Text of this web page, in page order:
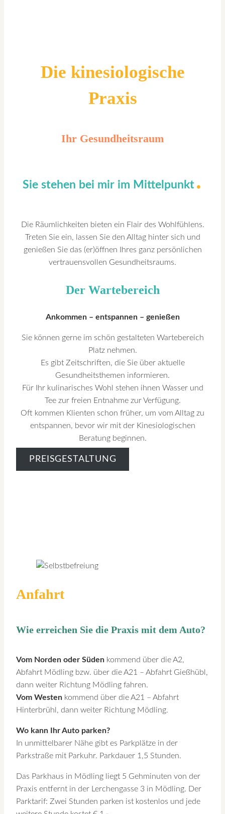
Die kinesiologische
Praxis
Ihr Gesundheitsraum
Sie stehen bei mir im Mittelpunkt.
Die Räumlichkeiten bieten ein Flair des Wohlfühlens.
Treten Sie ein, lassen Sie den Alltag hinter sich und
genießen Sie das (er)öffnen Ihres ganz persönlichen
vertrauensvollen Gesundheitsraums.
Der Wartebereich
Ankommen – entspannen – genießen
Sie können gerne im schön gestalteten Wartebereich
Platz nehmen.
Es gibt Zeitschriften, die Sie über aktuelle
Gesundheitsthemen informieren.
Für Ihr kulinarisches Wohl stehen ihnen Wasser und
Tee zur freien Entnahme zur Verfügung.
Oft kommen Klienten schon früher, um vom Alltag zu
entspannen, bevor wir mit der Kinesiologischen
Beratung beginnen.
PREISGESTALTUNG
Anfahrt
Wie erreichen Sie die Praxis mit dem Auto?
Vom Norden oder Süden kommend über die A2,
Abfahrt Mödling bzw. über die A21 – Abfahrt Gießhübl,
dann weiter Richtung Mödling fahren.
Vom Westen kommend über die A21 – Abfahrt
Hinterbrühl, dann weiter Richtung Mödling.
Wo kann Ihr Auto parken?
In unmittelbarer Nähe gibt es Parkplätze in der
Parkstraße mit Parkuhr. Parkdauer 1,5 Stunden.
Das Parkhaus in Mödling liegt 5 Gehminuten von der
Praxis entfernt in der Lerchengasse 3 in Mödling. Der
Parktarif: Zwei Stunden parken ist kostenlos und jede